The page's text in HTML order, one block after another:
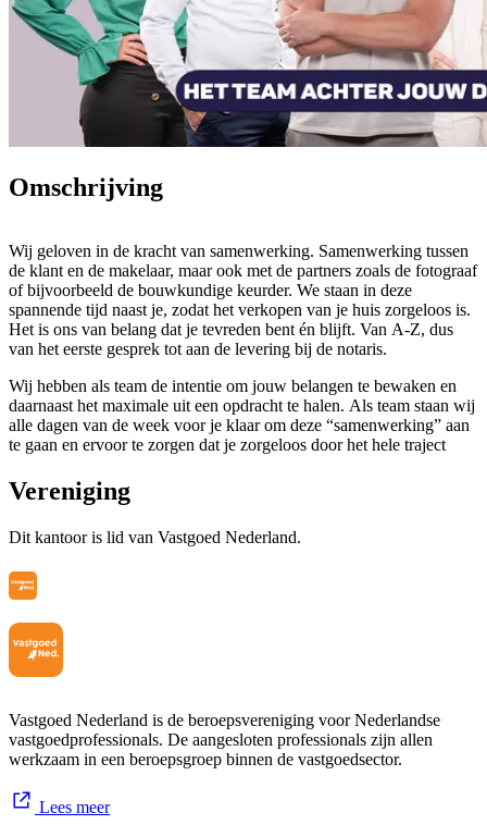
Omschrijving
Wij geloven in de kracht van samenwerking. Samenwerking tussen
de klant en de makelaar, maar ook met de partners zoals de fotograaf
of bijvoorbeeld de bouwkundige keurder. We staan in deze
spannende tijd naast je, zodat het verkopen van je huis zorgeloos is.
Het is ons van belang dat je tevreden bent én blijft. Van A-Z, dus
van het eerste gesprek tot aan de levering bij de notaris.
Wij hebben als team de intentie om jouw belangen te bewaken en
daarnaast het maximale uit een opdracht te halen. Als team staan wij
alle dagen van de week voor je klaar om deze “samenwerking” aan
te gaan en ervoor te zorgen dat je zorgeloos door het hele traject
Vereniging
Dit kantoor is lid van Vastgoed Nederland.
Vastgoed Nederland is de beroepsvereniging voor Nederlandse
vastgoedprofessionals. De aangesloten professionals zijn allen
werkzaam in een beroepsgroep binnen de vastgoedsector.
Lees meer